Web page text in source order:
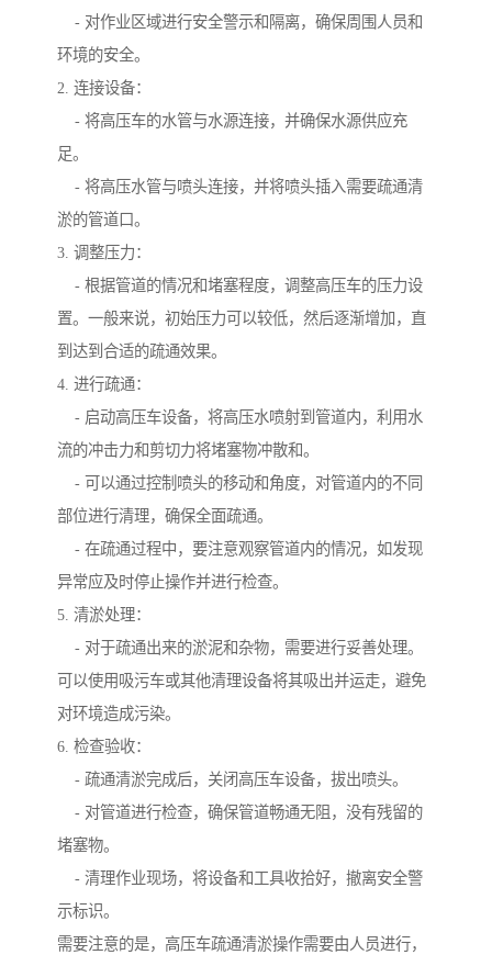
- 对作业区域进行安全警示和隔离，确保周围人员和
环境的安全。
2. 连接设备：
- 将高压车的水管与水源连接，并确保水源供应充
足。
- 将高压水管与喷头连接，并将喷头插入需要疏通清
淤的管道口。
3. 调整压力：
- 根据管道的情况和堵塞程度，调整高压车的压力设
置。一般来说，初始压力可以较低，然后逐渐增加，直
到达到合适的疏通效果。
4. 进行疏通：
- 启动高压车设备，将高压水喷射到管道内，利用水
流的冲击力和剪切力将堵塞物冲散和。
- 可以通过控制喷头的移动和角度，对管道内的不同
部位进行清理，确保全面疏通。
- 在疏通过程中，要注意观察管道内的情况，如发现
异常应及时停止操作并进行检查。
5. 清淤处理：
- 对于疏通出来的淤泥和杂物，需要进行妥善处理。
可以使用吸污车或其他清理设备将其吸出并运走，避免
对环境造成污染。
6. 检查验收：
- 疏通清淤完成后，关闭高压车设备，拔出喷头。
- 对管道进行检查，确保管道畅通无阻，没有残留的
堵塞物。
- 清理作业现场，将设备和工具收拾好，撤离安全警
示标识。
需要注意的是，高压车疏通清淤操作需要由人员进行，